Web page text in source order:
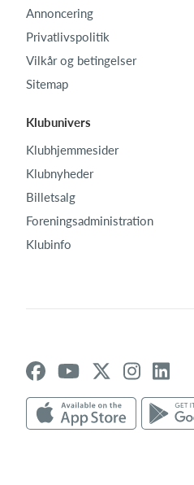
Annoncering
Privatlivspolitik
Vilkår og betingelser
Sitemap
Klubunivers
Klubhjemmesider
Klubnyheder
Billetsalg
Foreningsadministration
Klubinfo